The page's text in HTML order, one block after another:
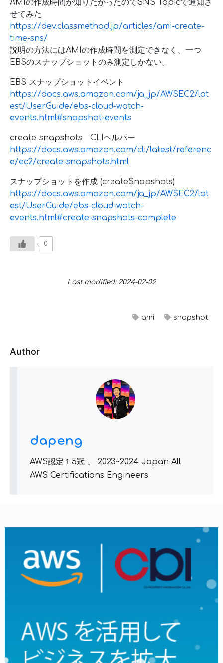
AMIの作成時間が知りたかったのでSNS Topicで通知さ
せてみた
https://dev.classmethod.jp/articles/ami-create-
time-sns/
説明の方法にはAMIの作成時間を測定できなく、一つ
EBSのスナップショットのみ測定しかない。
EBS スナップショットイベント
https://docs.aws.amazon.com/ja_jp/AWSEC2/lat
est/UserGuide/ebs-cloud-watch-
events.html#snapshot-events
create-snapshots CLIヘルパー
https://docs.aws.amazon.com/cli/latest/referenc
e/ec2/create-snapshots.html
スナップショットを作成 (createSnapshots)
https://docs.aws.amazon.com/ja_jp/AWSEC2/lat
est/UserGuide/ebs-cloud-watch-
events.html#create-snapshots-complete
0
Last modified: 2024-02-02
ami snapshot
Author
dapeng
AWS認定１5冠 、 2023~2024 Japan All
AWS Certifications Engineers